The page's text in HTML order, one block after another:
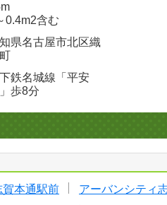
0.4m2含む
県名古屋市北区織
鉄名城線「平安
歩8分
本通駅前 アーバンシティ